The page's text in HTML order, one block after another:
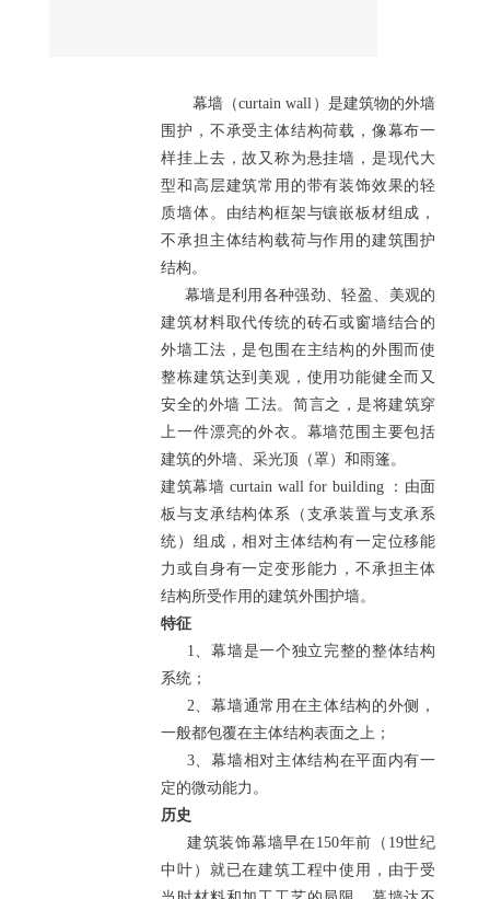
幕墙（curtain wall）是建筑物的外墙
围护，不承受主体结构荷载，像幕布一
样挂上去，故又称为悬挂墙，是现代大
型和高层建筑常用的带有装饰效果的轻
质墙体。由结构框架与镶嵌板材组成，
不承担主体结构载荷与作用的建筑围护
结构。
幕墙是利用各种强劲、轻盈、美观的
建筑材料取代传统的砖石或窗墙结合的
外墙工法，是包围在主结构的外围而使
整栋建筑达到美观，使用功能健全而又
安全的外墙 工法。简言之，是将建筑穿
上一件漂亮的外衣。幕墙范围主要包括
建筑的外墙、采光顶（罩）和雨篷。
建筑幕墙 curtain wall for building ：由面
板与支承结构体系（支承装置与支承系
统）组成，相对主体结构有一定位移能
力或自身有一定变形能力，不承担主体
结构所受作用的建筑外围护墙。
特征
1、幕墙是一个独立完整的整体结构
系统；
2、幕墙通常用在主体结构的外侧，
一般都包覆在主体结构表面之上；
3、幕墙相对主体结构在平面内有一
定的微动能力。
历史
建筑装饰幕墙早在150年前（19世纪
中叶）就已在建筑工程中使用，由于受